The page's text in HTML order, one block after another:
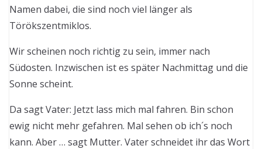
Namen dabei, die sind noch viel länger als
Törökszentmiklos.
Wir scheinen noch richtig zu sein, immer nach
Südosten. Inzwischen ist es später Nachmittag und die
Sonne scheint.
Da sagt Vater: Jetzt lass mich mal fahren. Bin schon
ewig nicht mehr gefahren. Mal sehen ob ich´s noch
kann. Aber … sagt Mutter. Vater schneidet ihr das Wort